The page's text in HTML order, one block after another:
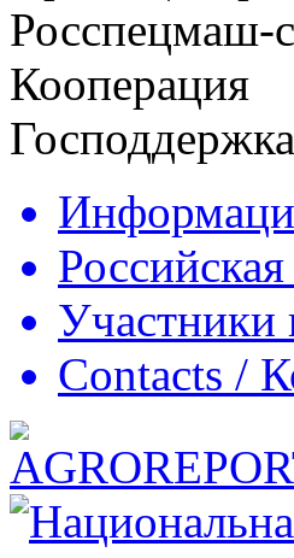
Росспецмаш-
Кооперация
Господдержка
Участники
Contacts /